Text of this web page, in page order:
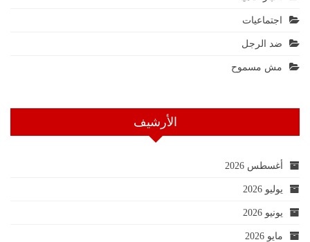
اجتماعيات
ضد الرجل
مش مسموح
الأرشيف
أغسطس 2026
يوليو 2026
يونيو 2026
مايو 2026